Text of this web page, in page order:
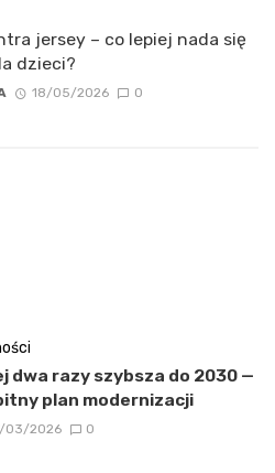
jersey – co lepiej nada się
dzieci?
18/05/2026 0
dwa razy szybsza do 2030 —
plan modernizacji
03/2026 0